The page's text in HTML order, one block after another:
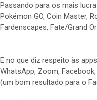
Passando para os mais
Pokémon GO, Coin Master,
Fardenscapes, Fate/Grand
E no que diz respeito às
WhatsApp, Zoom,
(um bom resultado para o